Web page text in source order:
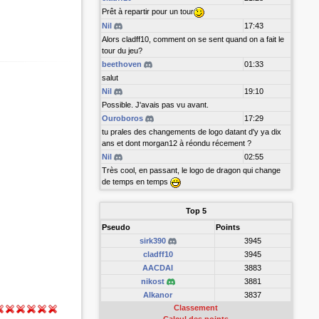
Prêt à repartir pour un tour
Nil
17:43
Alors cladff10, comment on se sent quand on a fait le
tour du jeu?
beethoven
01:33
salut
Nil
19:10
Possible. J'avais pas vu avant.
Ouroboros
17:29
tu prales des changements de logo datant d'y ya dix
ans et dont morgan12 à réondu récement ?
Nil
02:55
Très cool, en passant, le logo de dragon qui change
de temps en temps
Top 5
Pseudo
Points
sirk390
3945
cladff10
3945
AACDAI
3883
nikost
3881
Alkanor
3837
Classement